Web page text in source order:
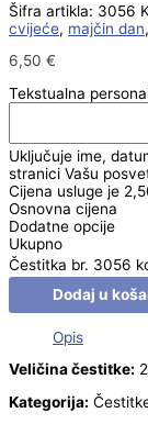
Šifra artikla: 3056
cvijeće, majčin dan,
6,50 €
Tekstualna
Uključuje ime,
stranici Vašu
Cijena usluge je
Osnovna cijena
Dodatne opcije
Ukupno
Čestitka br. 3056
Dodaj u
Opis
Veličina čestitke:
Kategorija: